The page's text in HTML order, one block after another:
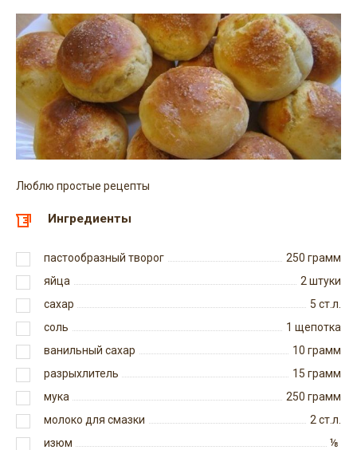
Люблю простые рецепты
Ингредиенты
пастообразный творог 250 грамм
яйца
2 штуки
сахар
5 ст.л.
соль
1 щепотка
ванильный сахар
10 грамм
разрыхлитель
15 грамм
мука
250 грамм
молоко для смазки
2 ст.л.
изюм
⅛